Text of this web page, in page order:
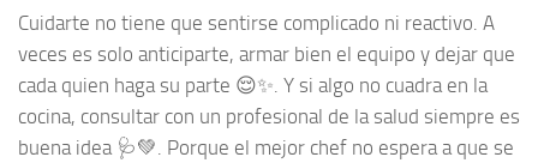
Cuidarte no tiene que sentirse complicado ni reactivo. A
veces es solo anticiparte, armar bien el equipo y dejar que
cada quien haga su parte 😌✨. Y si algo no cuadra en la
cocina, consultar con un profesional de la salud siempre es
buena idea 🩺💚. Porque el mejor chef no espera a que se